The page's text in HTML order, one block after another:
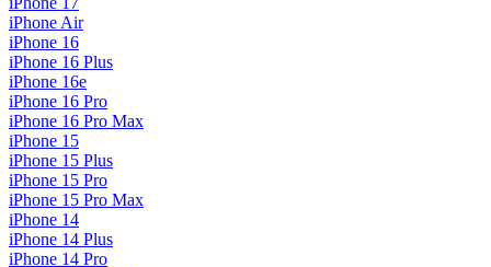
iPhone Air
iPhone 16
iPhone 16 Plus
iPhone 16e
iPhone 16 Pro
iPhone 16 Pro Max
iPhone 15
iPhone 15 Plus
iPhone 15 Pro
iPhone 15 Pro Max
iPhone 14
iPhone 14 Plus
iPhone 14 Pro